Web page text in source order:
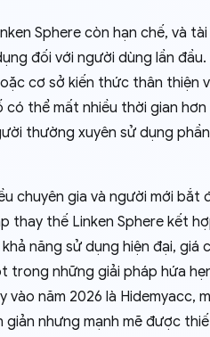
Sphere còn hạn chế, và tài
đối với người dùng lần đầu.
cơ sở kiến ​​thức thân thiện
có thể mất nhiều thời gian hơn
thường xuyên sử dụng
chuyên gia và người mới bắt
thay thế Linken Sphere kết
năng sử dụng hiện đại, giá
trong những giải pháp hứa
vào năm 2026 là Hidemyacc,
nhưng mạnh mẽ được